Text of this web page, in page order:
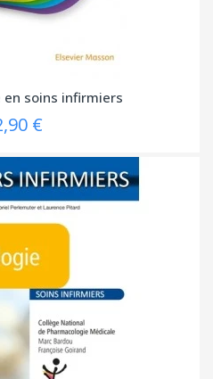
en soins infirmiers
€